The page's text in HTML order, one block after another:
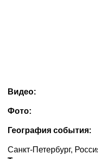
Видео:
Фото:
География события:
Санкт-Петербург,